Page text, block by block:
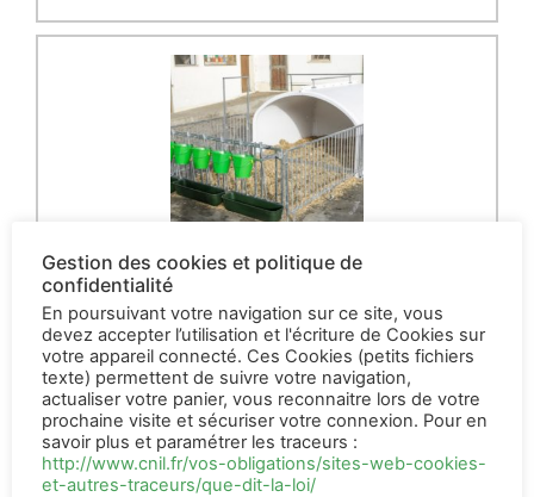
Niche collective Flixbox
(pour 7)
Lire la suite
Gestion des cookies et politique de
confidentialité
En poursuivant votre navigation sur ce site, vous
devez accepter l’utilisation et l'écriture de Cookies sur
votre appareil connecté. Ces Cookies (petits fichiers
texte) permettent de suivre votre navigation,
actualiser votre panier, vous reconnaitre lors de votre
prochaine visite et sécuriser votre connexion. Pour en
savoir plus et paramétrer les traceurs :
http://www.cnil.fr/vos-obligations/sites-web-cookies-
et-autres-traceurs/que-dit-la-loi/